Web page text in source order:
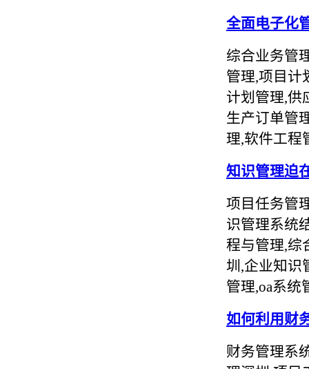
全面电子化
综合业务管
管理,项目计
计划管理,供
生产订单管
理,软件工程
知识管理迫
项目任务管
识管理系统
程与管理,综
圳,企业知识
管理,oa系统
如何利用财
财务管理系